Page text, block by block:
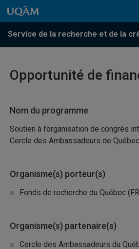
Passer au contenu
Accéder au menu principal
Accéder à la recherche
Passer au contenu
Accéder au menu principal
Service de la recherche et de la
Menu
Opportunité de
Nom du programme
Soutien à l’organisation de congrès
Cercle des Ambassadeurs de Québec
Organisme(s) porteur(s)
Fonds de recherche du Québec
Organisme(s) partenaire(s)
Cercle des Ambassadeurs du